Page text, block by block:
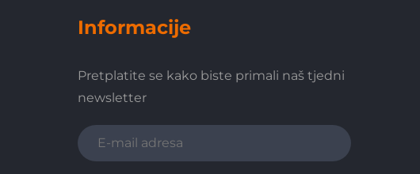
Informacije
Pretplatite se kako biste primali naš tjedni
newsletter